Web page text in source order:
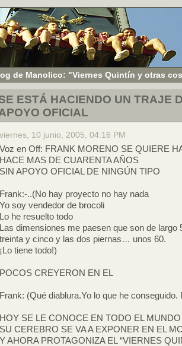
de Manolico: "Viernes Quintín y otras
ESTÁ HACIENDO UN TRAJE
OFICIAL
viernes, 10 junio, 2005, 04:16 PM
Voz en Off: FRANK MORENO SE QUIERE
HACE MAS DE CUARENTA AÑOS
SIN APOYO OFICIAL DE NINGÚN TIPO
Frank:-..(No hay proyecto no hay nada
Yo soy vendedor de brocoli
Lo he resuelto todo
Las dimensiones me paesen que son de largo
treinta y cinco y las dos piernas… unos 60.
¡Lo tiene todo!)
POCOS CREYERON EN EL
Frank: (Qué diablura.Yo lo que he
HOY SE LE CONOCE EN TODO EL MUNDO
SU CEREBRO SE VA A EXPONER EN EL
Y AHORA PROTAGONIZA EL “VIERNES